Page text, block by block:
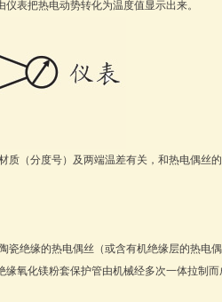
表把热电动势转化为温度值显示出来。
（分度号）及两端温差有关，和热电偶丝
绝缘的热电偶丝（或含有机绝缘层的热电
氧化镁粉套保护管由机械经多次一体拉制而